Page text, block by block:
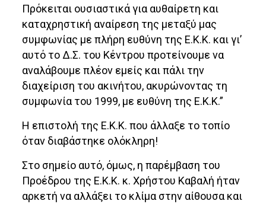
Πρόκειται ουσιαστικά για αυθαίρετη και
καταχρηστική αναίρεση της μεταξύ μας
συμφωνίας με πλήρη ευθύνη της Ε.Κ.Κ. και γι’
αυτό το Δ.Σ. του Κέντρου προτείνουμε να
αναλάβουμε πλέον εμείς και πάλι την
διαχείριση του ακινήτου, ακυρώνοντας τη
συμφωνία του 1999, με ευθύνη της Ε.Κ.Κ.”
Η επιστολή της Ε.Κ.Κ. που άλλαξε το τοπίο
όταν διαβάστηκε ολόκληρη!
Στο σημείο αυτό, όμως, η παρέμβαση του
Προέδρου της Ε.Κ.Κ. κ. Χρήστου Καβαλή ήταν
αρκετή να αλλάξει το κλίμα στην αίθουσα και